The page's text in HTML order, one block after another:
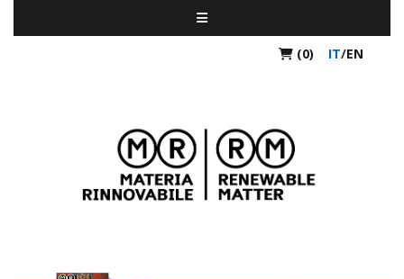
(0) IT/EN